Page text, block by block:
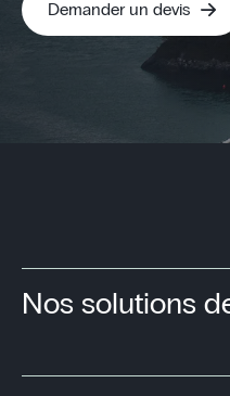
Demander un devis
Nos solutions